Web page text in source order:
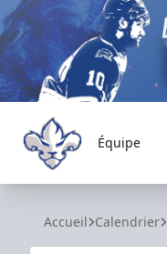
Trois-Rivières Lions
Équipe
Accueil Calendrier